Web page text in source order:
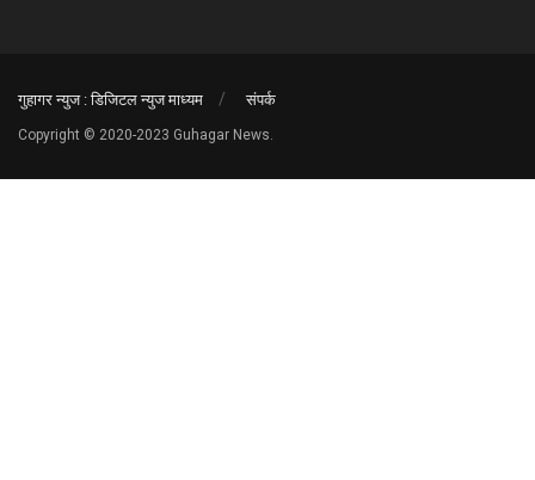
गुहागर न्युज : डिजिटल न्युज माध्यम संपर्क
Copyright © 2020-2023 Guhagar News.